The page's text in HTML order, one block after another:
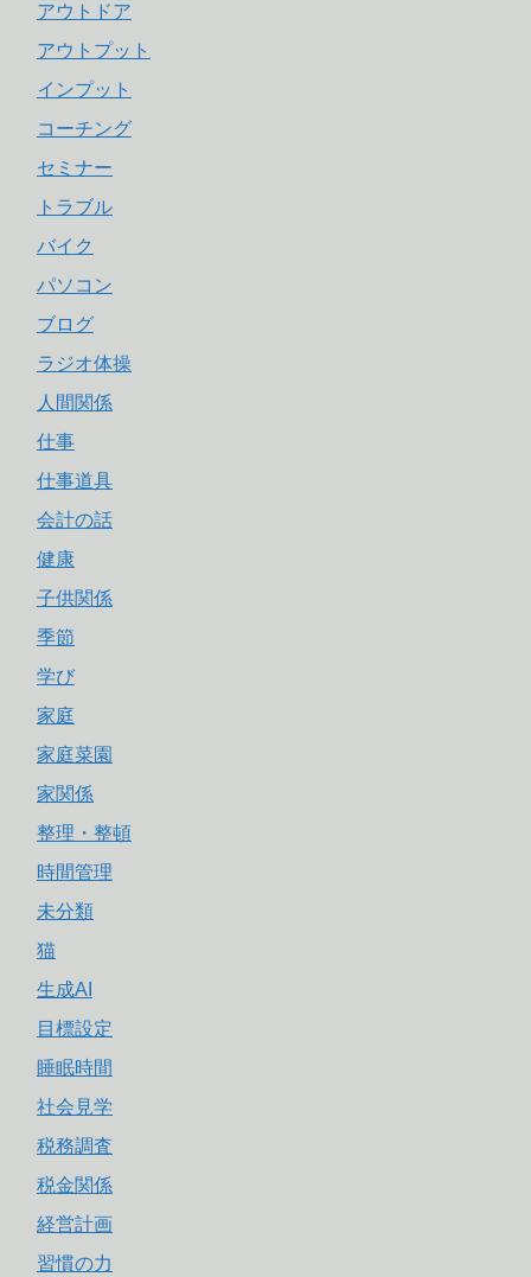
アウトドア
アウトプット
インプット
コーチング
セミナー
トラブル
バイク
パソコン
ブログ
ラジオ体操
人間関係
仕事
仕事道具
会計の話
健康
子供関係
季節
学び
家庭
家庭菜園
家関係
整理・整頓
時間管理
未分類
猫
生成AI
目標設定
睡眠時間
社会見学
税務調査
税金関係
経営計画
習慣の力